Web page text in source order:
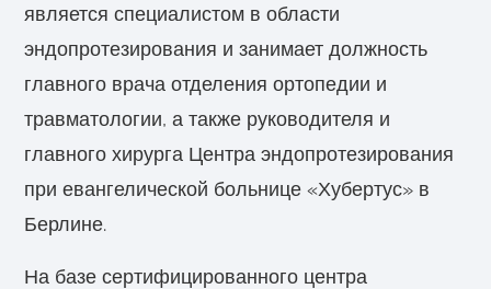
является специалистом в области
эндопротезирования и занимает должность
главного врача отделения ортопедии и
травматологии, а также руководителя и
главного хирурга Центра эндопротезирования
при евангелической больнице «Хубертус» в
Берлине.
На базе сертифицированного центра